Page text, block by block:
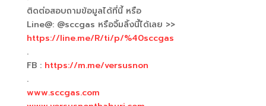
ติดต่อสอบถามข้อมูลได้ที่นี้ หรือ
Line@: @sccgas หรือจิ้มลิ้งนี้ได้เลย >>
https://line.me/R/ti/p/%40sccgas
.
FB : https://m.me/versusnon
.
www.sccgas.com